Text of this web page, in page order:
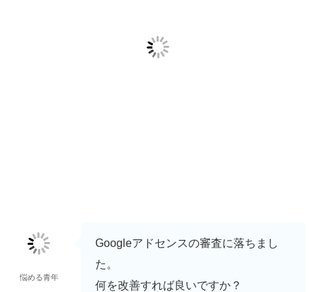
悩める青年
Googleアドセンスの審査に落ちまし
た。
何を改善すれば良いですか？